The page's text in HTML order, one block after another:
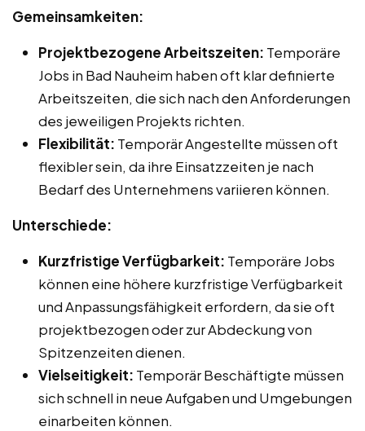
Gemeinsamkeiten:
Projektbezogene Arbeitszeiten: Temporäre
Jobs in Bad Nauheim haben oft klar definierte
Arbeitszeiten, die sich nach den Anforderungen
des jeweiligen Projekts richten.
Flexibilität: Temporär Angestellte müssen oft
flexibler sein, da ihre Einsatzzeiten je nach
Bedarf des Unternehmens variieren können.
Unterschiede:
Kurzfristige Verfügbarkeit: Temporäre Jobs
können eine höhere kurzfristige Verfügbarkeit
und Anpassungsfähigkeit erfordern, da sie oft
projektbezogen oder zur Abdeckung von
Spitzenzeiten dienen.
Vielseitigkeit: Temporär Beschäftigte müssen
sich schnell in neue Aufgaben und Umgebungen
einarbeiten können.